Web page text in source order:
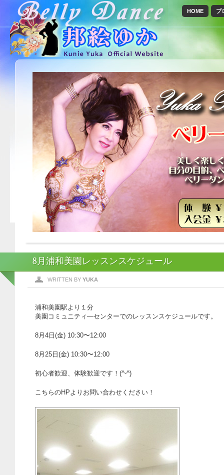
プ
HOME
8月浦和美園レッスンスケジュール
WRITTEN BY YUKA
浦和美園駅より１分
美園コミュニティ―センターでのレッスンスケジュールです。
8月4日(金) 10:30〜12:00
8月25日(金) 10:30〜12:00
初心者歓迎、体験歓迎です！(^-^)
こちらのHPよりお問い合わせください！